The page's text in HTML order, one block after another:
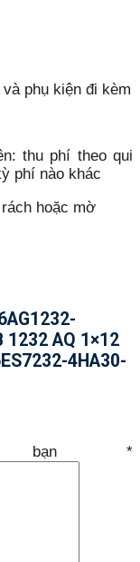
phụ kiện đi kèm
thu phí theo qui
phí nào khác
hoặc mờ
1232 AQ 1×12
4HA30-
bạn *